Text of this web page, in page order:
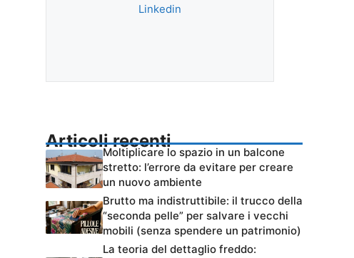
Linkedin
Articoli recenti
Moltiplicare lo spazio in un balcone
stretto: l’errore da evitare per creare
un nuovo ambiente
Brutto ma indistruttibile: il trucco della
“seconda pelle” per salvare i vecchi
mobili (senza spendere un patrimonio)
La teoria del dettaglio freddo: